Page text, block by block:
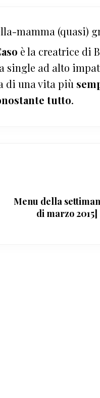
mamma (quasi)
è la creatrice di
single ad alto
di una vita più
tutto.
Menu della
di marzo 2015]